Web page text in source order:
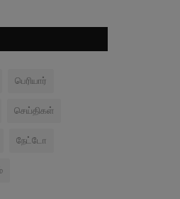
பெரியார்
செய்திகள்
நேட்டோ